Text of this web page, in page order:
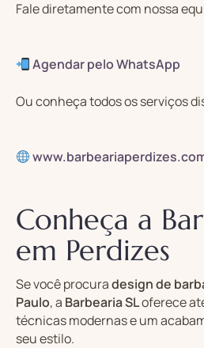
Fale diretamente com nossa
Agendar pelo WhatsApp
Ou conheça todos os serviços
Conheça a
em Perdizes
Se você procuradesign de
Paulo, a Barbearia SLoferece
técnicas modernas e um
seu estilo.